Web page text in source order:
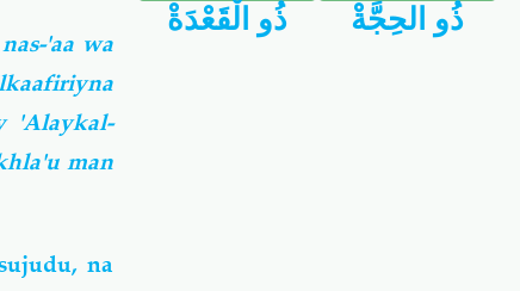
'aa wa
'Alaykal-
man
na
ذُو الْقَعْدَةْ ذُو الحِجَّةْ